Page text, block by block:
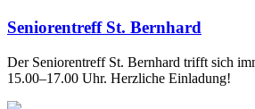
Seniorentreff St. Bernhard
Der Seniorentreff St. Bernhard trifft sich
15.00–17.00 Uhr. Herzliche Einladung!